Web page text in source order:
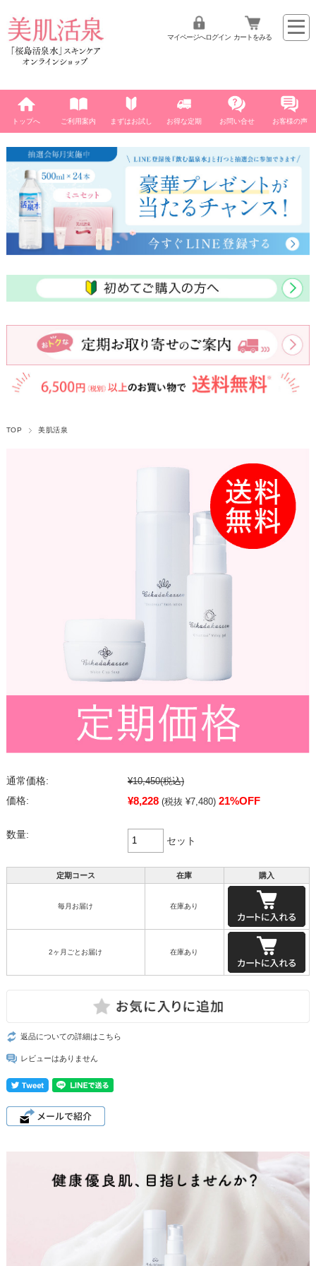
マイページへログイン カートをみる
トップへ ご利用案内 まずはお試し お得な定期 お問い合せ お客様の声
TOP 美肌活泉
通常価格: ¥10,450(税込)
価格:
¥8,228 (税抜 ¥7,480) 21%OFF
数量:
セット
定期コース 在庫 購入
毎月お届け 在庫あり
2ヶ月ごとお届け 在庫あり
返品についての詳細はこちら
レビューはありません